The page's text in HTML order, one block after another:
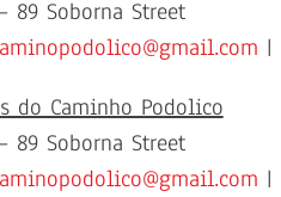
89 Soborna Street
|
do Caminho Podolico
89 Soborna Street
|